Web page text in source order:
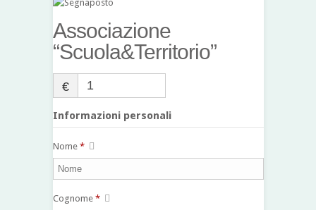
Associazione
“Scuola&Territorio”
€
Informazioni personali
Nome *
Cognome *